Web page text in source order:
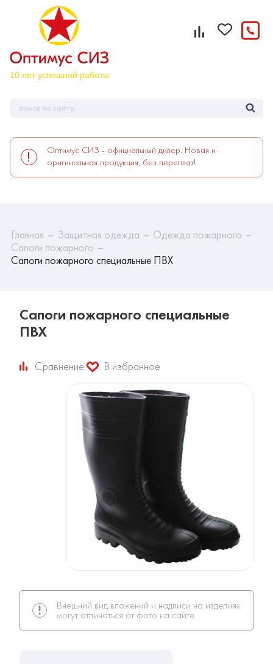
Оптимус СИЗ - официальный дилер. Новая и
оригинальная продукция, без переплат!
Главная Защитная одежда
Одежда пожарного
Сапоги пожарного
Сапоги пожарного специальные ПВХ
Сапоги пожарного специальные
ПВХ
Сравнение В избранное
Внешний вид вложений и надписи на изделиях
могут отличаться от фото на сайте